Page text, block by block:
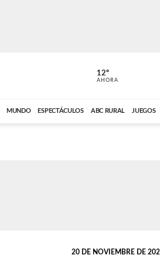
ABC CARDINAL
12º
AHORA
MUNDO ESPECTÁCULOS ABC RURAL JUEGOS
20 DE NOVIEMBRE DE